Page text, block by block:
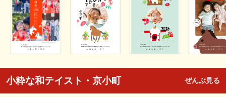
小粋な和テイスト・京小町 ぜんぶ見る